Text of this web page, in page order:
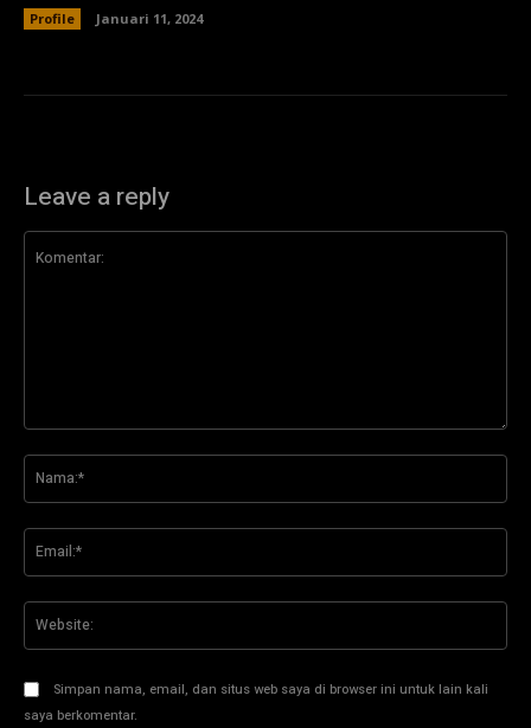
Profile Januari 11, 2024
Leave a reply
Simpan nama, email, dan situs web saya di browser ini untuk lain kali
saya berkomentar.